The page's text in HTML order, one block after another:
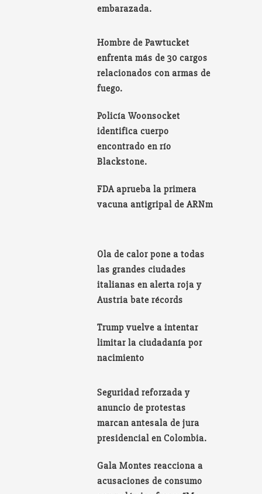
embarazada.
Hombre de Pawtucket
enfrenta más de 30 cargos
relacionados con armas de
fuego.
Policía Woonsocket
identifica cuerpo
encontrado en río
Blackstone.
FDA aprueba la primera
vacuna antigripal de ARNm
Ola de calor pone a todas
las grandes ciudades
italianas en alerta roja y
Austria bate récords
Trump vuelve a intentar
limitar la ciudadanía por
nacimiento
Seguridad reforzada y
anuncio de protestas
marcan antesala de jura
presidencial en Colombia.
Gala Montes reacciona a
acusaciones de consumo